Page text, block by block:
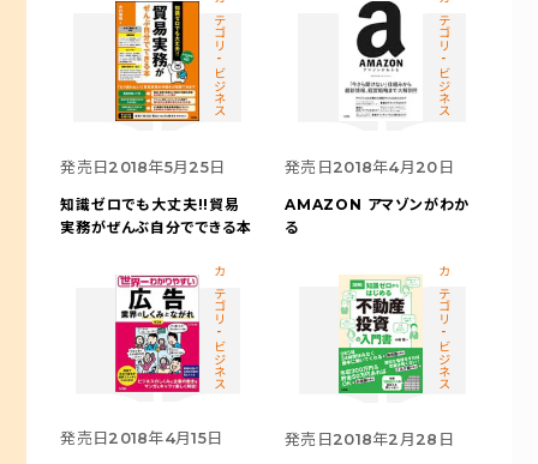
カテゴリ-ビジネス
発売日 2018年5月25日
知識ゼロでも大丈夫!!貿易
実務がぜんぶ自分でできる本
カテゴリ-ビジネス
発売日 2018年4月20日
AMAZON アマゾンがわか
る
カテゴリ-ビジネス
発売日2018年4月15日
カテゴリ-ビジネス
発売日 2018年2月28日